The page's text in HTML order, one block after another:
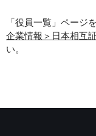
「役員一覧」ページ
企業情報＞日本相互
い。